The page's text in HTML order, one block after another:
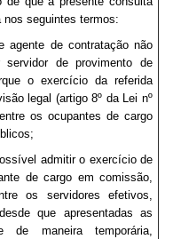
nos seguintes termos:
agente de contratação não
servidor de provimento de
o exercício da referida
legal (artigo 8º da Lei nº
os ocupantes de cargo
admitir o exercício de
de cargo em comissão,
os servidores efetivos,
que apresentadas as
de maneira temporária,